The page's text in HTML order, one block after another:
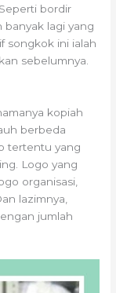
bordir
lagi yang
songkok ini ialah
sebelumnya.
kopiah
berbeda
tertentu yang
Logo yang
organisasi,
lazimnya,
jumlah